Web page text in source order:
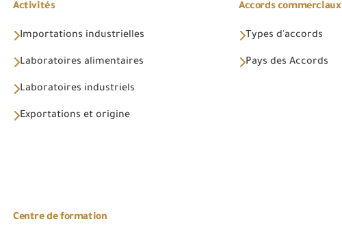
Activités
Importations industrielles
Laboratoires alimentaires
Laboratoires industriels
Exportations et origine
Accords commerciaux
Types d'accords
Pays des Accords
Centre de formation